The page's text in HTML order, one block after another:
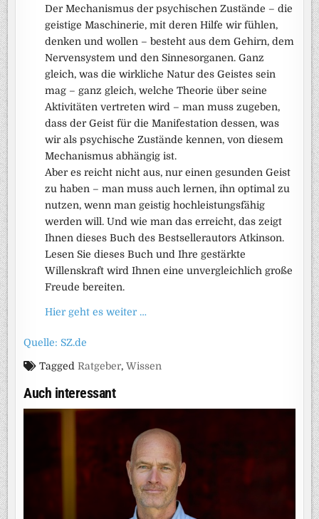
Der Mechanismus der psychischen Zustände – die
geistige Maschinerie, mit deren Hilfe wir fühlen,
denken und wollen – besteht aus dem Gehirn, dem
Nervensystem und den Sinnesorganen. Ganz
gleich, was die wirkliche Natur des Geistes sein
mag – ganz gleich, welche Theorie über seine
Aktivitäten vertreten wird – man muss zugeben,
dass der Geist für die Manifestation dessen, was
wir als psychische Zustände kennen, von diesem
Mechanismus abhängig ist.
Aber es reicht nicht aus, nur einen gesunden Geist
zu haben – man muss auch lernen, ihn optimal zu
nutzen, wenn man geistig hochleistungsfähig
werden will. Und wie man das erreicht, das zeigt
Ihnen dieses Buch des Bestsellerautors Atkinson.
Lesen Sie dieses Buch und Ihre gestärkte
Willenskraft wird Ihnen eine unvergleichlich große
Freude bereiten.
Hier geht es weiter …
Quelle: SZ.de
TaggedRatgeber,Wissen
Auch interessant